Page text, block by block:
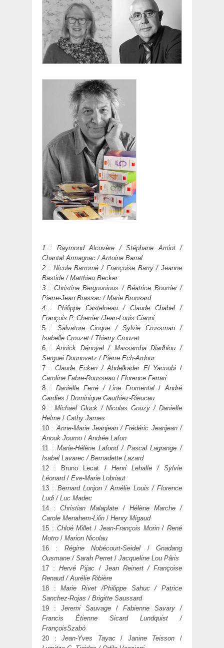
1 : Raymond Alcovère / Stéphane Amiot /
Chantal Armagnac / Antoine Barral
2 : Nicole Barromé / Françoise Barry / Jeanne
Bastide / Matthieu Becker
3 : Christine Bergounious / Béatrice Bourrier /
Pierre-Jean Brassac / Marie Bronsard
4 : Philippe Castelneau / Claude Chabel /
François P. Cherrier /Jean-Louis Cianni
5 :Salvatore Cinque / Sylvie Crossman /
Isabelle Crouzet / Thierry Crouzet
6 :Annick Dénoyel / Massamba Diadhiou /
Serguei Dounovetz / Pierre Ech-Ardour
7 :Claude Ecken / Abdelkader El Yacoubi /
Caroline Fabre-Rousseau / Florence Ferrari
8 :Danielle Ferré / Line Fromental/André
Gardies / Dominique Gauthiez-Rieucau
9 : Michaël Glück / Nicolas Gouzy / Danielle
Helme / Cathy James
10 :Anne-Marie Jeanjean / Frédéric Jeanjean /
Anouk Journo /Andrée Lafon
11 :Marie-Hélène Lafond / Pascal Lagrange /
Isabel Lavarec / Bernadette Lazard
12 : Bruno Lecat / Henri Lehalle / Sylvie
Léonard / Eve-Marie Lobriaut
13 : Bernard Lonjon / Amélie Louis / Florence
Ludi / Luc Madec
14 :Christian Malaplate / Hélène Marche /
Carole Menahem-Lilin / Henry Migaud
15 : Chloé Millet / Jean-François Morin/ René
Motro / Marion Nicolau
16 : Régine Nobécourt-Seidel /Gnadang
Ousmane / Sarah Perret / Jacqueline Lou Pâris
17 : Hervé Pijac / Jean Reinert / Françoise
Renaud / Aurélie Ribière
18 :Marie Rivet /Philippe Sahuc / Patrice
Sanchez-Rojas / Brigitte Saussard
19 : Jeremi Sauvage / Fabienne Savary /
Francis Étienne Sicard Lundquist /
FrançoisSzabó
20 :Jean-Yves Tayac/ Janine Teisson /